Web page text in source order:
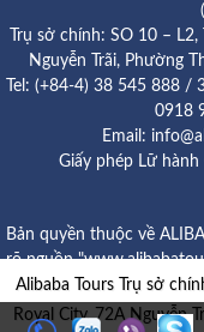
Trụ sở chính: SO 10 –
Nguyễn Trãi, Phường
Tel: (+84-4) 38 545 888
0918
Email:
Giấy phép Lữ hành
Bản quyền thuộc về
rõ nguồn
Alibaba Tours Trụ sở
Royal City, 72A Nguyễn